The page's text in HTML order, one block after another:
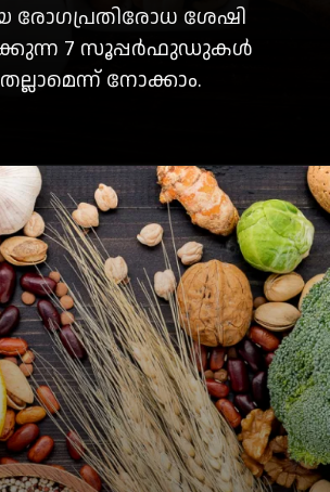
രോഗപ്രതിരോധ ശേഷി
7 സൂപ്പർഫുഡുകൾ